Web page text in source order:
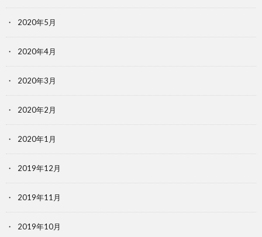
2020年5月
2020年4月
2020年3月
2020年2月
2020年1月
2019年12月
2019年11月
2019年10月